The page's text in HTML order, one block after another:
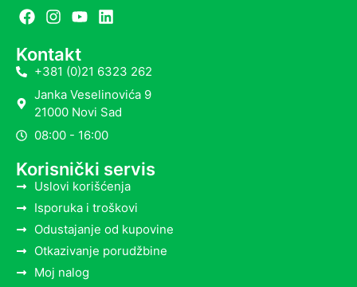
Kontakt
+381 (0)21 6323 262
Janka Veselinovića 9
21000 Novi Sad
08:00 - 16:00
Korisnički servis
Uslovi korišćenja
Isporuka i troškovi
Odustajanje od kupovine
Otkazivanje porudžbine
Moj nalog